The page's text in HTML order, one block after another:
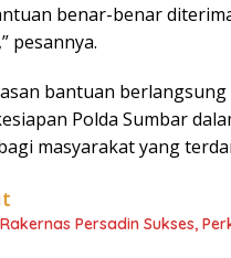
benar-benar
pesannya.
bantuan
Polda Sumbar
masyarakat yang
Persadin Sukses,